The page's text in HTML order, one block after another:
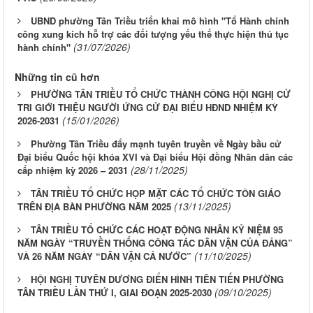
UBND phường Tân Triều triển khai mô hình "Tổ Hành chính
công xung kích hỗ trợ các đối tượng yếu thế thực hiện thủ tục
hành chính" (31/07/2026)
Những tin cũ hơn
PHƯỜNG TÂN TRIỀU TỔ CHỨC THÀNH CÔNG HỘI NGHỊ CỬ
TRI GIỚI THIỆU NGƯỜI ỨNG CỬ ĐẠI BIỂU HĐND NHIỆM KỲ
2026-2031 (15/01/2026)
Phường Tân Triều đẩy mạnh tuyên truyền về Ngày bầu cử
Đại biểu Quốc hội khóa XVI và Đại biểu Hội đồng Nhân dân các
cấp nhiệm kỳ 2026 – 2031 (28/11/2025)
TÂN TRIỀU TỔ CHỨC HỌP MẶT CÁC TỔ CHỨC TÔN GIÁO
TRÊN ĐỊA BÀN PHƯỜNG NĂM 2025 (13/11/2025)
TÂN TRIỀU TỔ CHỨC CÁC HOẠT ĐỘNG NHÂN KỶ NIỆM 95
NĂM NGÀY “TRUYỀN THỐNG CÔNG TÁC DÂN VẬN CỦA ĐẢNG”
VÀ 26 NĂM NGÀY “DÂN VẬN CẢ NƯỚC” (11/10/2025)
HỘI NGHỊ TUYÊN DƯƠNG ĐIỂN HÌNH TIÊN TIẾN PHƯỜNG
TÂN TRIỀU LẦN THỨ I, GIAI ĐOẠN 2025-2030 (09/10/2025)